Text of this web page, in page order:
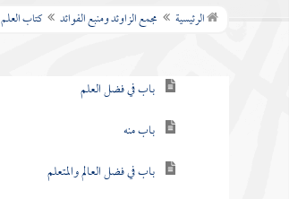
الرئيسية مجمع الزاوئد ومنبع الفوائد كتاب العلم
كتاب العلم
باب في فضل العلم
باب منه
باب في فضل العالم والمتعلم